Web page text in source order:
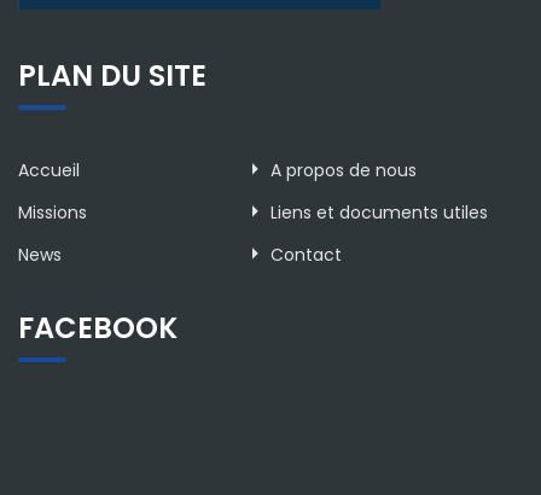
PLAN DU SITE
Accueil
A propos de nous
Missions
Liens et documents utiles
News
Contact
FACEBOOK